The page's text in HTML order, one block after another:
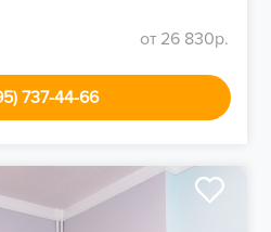
от 26 830р.
737-44-66